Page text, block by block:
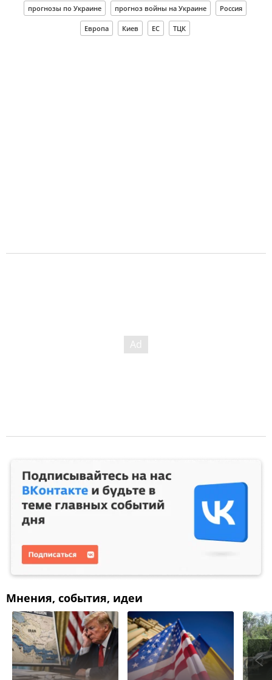
прогнозы по Украине прогноз войны на Украине Россия
Европа Киев ЕС ТЦК
Мнения, события, идеи